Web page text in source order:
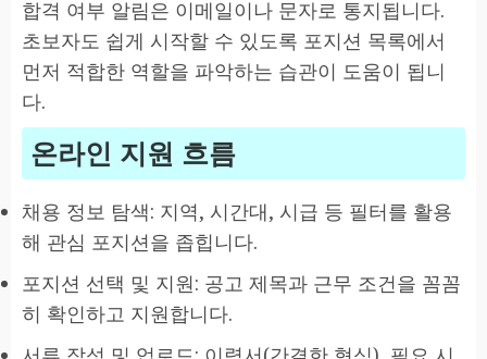
합격 여부 알림은 이메일이나 문자로 통지됩니다.
초보자도 쉽게 시작할 수 있도록 포지션 목록에서
먼저 적합한 역할을 파악하는 습관이 도움이 됩니
다.
온라인 지원 흐름
채용 정보 탐색: 지역, 시간대, 시급 등 필터를 활용
해 관심 포지션을 좁힙니다.
포지션 선택 및 지원: 공고 제목과 근무 조건을 꼼꼼
히 확인하고 지원합니다.